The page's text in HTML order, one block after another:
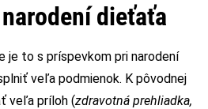
dieťaťa
je to s príspevkom pri narodení
veľa podmienok. K pôvodnej
veľa príloh (zdravotná prehliadka,